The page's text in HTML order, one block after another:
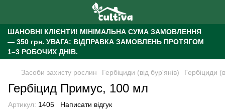
ШАНОВНІ КЛІЄНТИ! МІНІМАЛЬНА СУМА ЗАМОВЛЕННЯ
— 350 грн. УВАГА: ВІДПРАВКА ЗАМОВЛЕНЬ ПРОТЯГОМ
1–3 РОБОЧИХ ДНІВ.
Засоби захисту рослин Гербіциди (від бур'янів) Гербіциди
Гербіцид Примус, 100 мл
Артикул: 1405 Написати відгук